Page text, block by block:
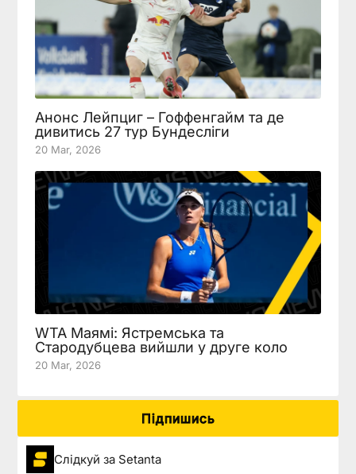
Анонс Лейпциг – Гоффенгайм та де
дивитись 27 тур Бундесліги
20 Mar, 2026
WTA Маямі: Ястремська та
Стародубцева вийшли у друге коло
20 Mar, 2026
Підпишись
Слідкуй за Setanta